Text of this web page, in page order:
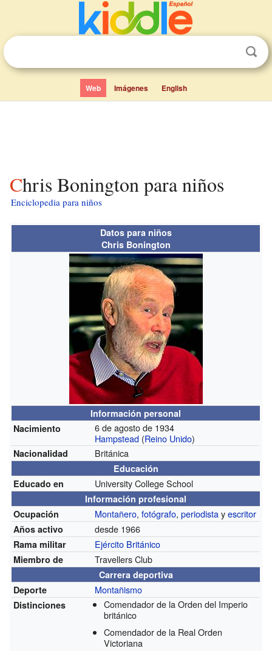
Web Imágenes English
Chris Bonington para niños
Enciclopedia para niños
Datos para niños
Chris Bonington
Información personal
Nacimiento
6 de agosto de 1934
Hampstead (Reino Unido)
Nacionalidad Británica
Educación
Educado en
University College School
Información profesional
Ocupación
Montañero,fotógrafo,periodistayescritor
Años activo desde 1966
Rama militar Ejército Británico
Miembro de Travellers Club
Carrera deportiva
Deporte
Montañismo
Distinciones
Comendador de la Orden del Imperio
británico
Comendador de la Real Orden
Victoriana